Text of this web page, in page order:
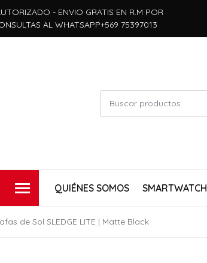
- ENVIO GRATIS EN R.M POR
AL WHATSAPP+569 75397013
QUIÉNES SOMOS SMARTWATCH
de Sol SLEDGE LITE | Matte Black